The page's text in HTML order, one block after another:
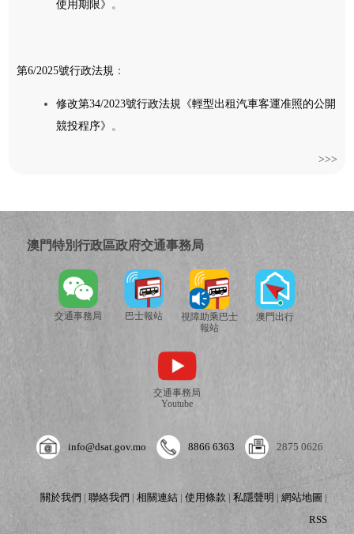
使用期限》
。
第6/2025號行政法規 ：
修改第34/2023號行政法規《輕型出租汽車客運准照的公開
競投程序》
。
>>>
澳門特別行政區政府交通事務局
交通事務局 巴士報站
視障助乘巴士
報站
澳門出行
交通事務局
Youtube
info@dsat.gov.mo 8866 6363 2875 0626
關於我們 |聯絡我們 |相關連結 |使用條款 |私隱聲明 |網站地圖 |
RSS